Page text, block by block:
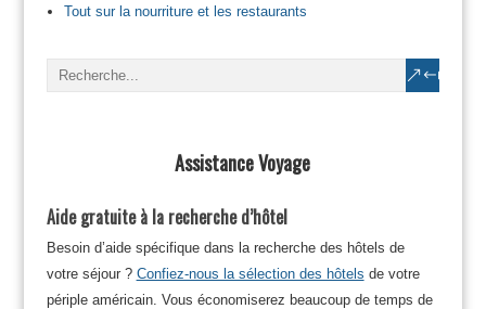
Tout sur la nourriture et les restaurants
Assistance Voyage
Aide gratuite à la recherche d’hôtel
Besoin d’aide spécifique dans la recherche des hôtels de
votre séjour ? Confiez-nous la sélection des hôtels de votre
périple américain. Vous économiserez beaucoup de temps de